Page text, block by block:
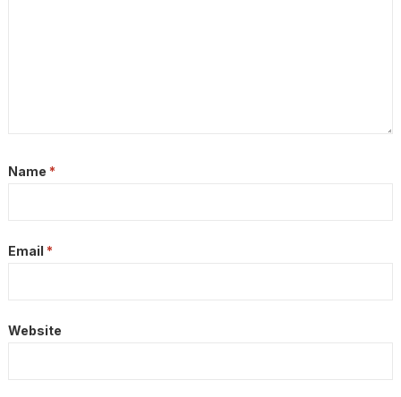
Name *
Email *
Website